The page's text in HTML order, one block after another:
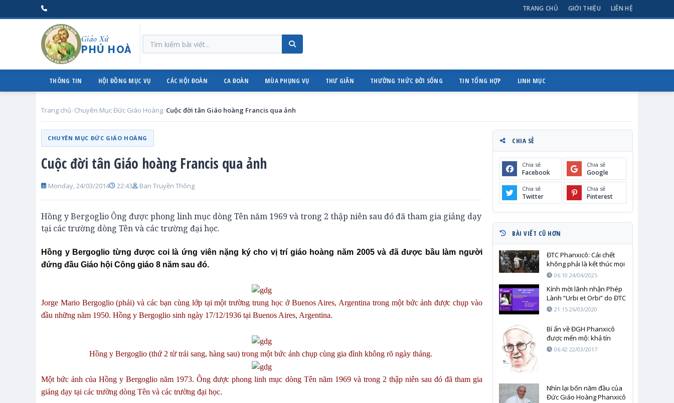
TRANG CHỦ GIỚI THIỆU LIÊN HỆ
Giáo Xứ
PHÚ HOÀ
THÔNG TIN HỘI ĐỒNG MỤC VỤ CÁC HỘI ĐOÀN CA ĐOÀN MÙA PHỤNG VỤ THƯ GIÃN THƯỜNG THỨC ĐỜI SỐNG TIN TỔNG HỢP LINH MỤC
Trang chủ Chuyên Mục Đức Giáo Hoàng Cuộc đời tân Giáo hoàng Francis qua ảnh
CHUYÊN MỤC ĐỨC GIÁO HOÀNG
Cuộc đời tân Giáo hoàng Francis qua ảnh
Monday, 24/03/2014 22:43 Ban Truyền Thông
Hồng y Bergoglio Ông được phong linh mục dòng Tên năm 1969 và trong 2 thập niên sau đó đã tham gia giảng dạy
tại các trường dòng Tên và các trường đại học.
Hồng y Bergoglio từng được coi là ứng viên nặng ký cho vị trí giáo hoàng năm 2005 và đã được bầu làm người
đứng đầu Giáo hội Công giáo 8 năm sau đó.
Jorge Mario Bergoglio (phải) và các bạn cùng lớp tại một trường trung học ở Buenos Aires, Argentina trong một bức ảnh được chụp vào
đầu những năm 1950. Hồng y Bergoglio sinh ngày 17/12/1936 tại Buenos Aires, Argentina.
Hồng y Bergoglio (thứ 2 từ trái sang, hàng sau) trong một bức ảnh chụp cùng gia đình không rõ ngày tháng.
Một bức ảnh của Hồng y Bergoglio năm 1973. Ông được phong linh mục dòng Tên năm 1969 và trong 2 thập niên sau đó đã tham gia
giảng dạy tại các trường dòng Tên và các trường đại học.
CHIA SẺ
Chia sẻ
Facebook
Chia sẻ
Google
Chia sẻ
Twitter
Chia sẻ
Pinterest
BÀI VIẾT CŨ HƠN
ĐTC Phanxicô: Cái chết
không phải là kết thúc mọi
thứ, nhưng là một khởi
06:10 24/04/2025
Kính mời lãnh nhận Phép
Lành “Urbi et Orbi” do ĐTC
ban vào lúc 18 giờ Roma
Nam lúc O giờ
21:15 26/03/2020
Bí ẩn về ĐGH Phanxicô
được mến mộ: khả tín
06:42 22/03/2017
Nhìn lại bốn năm đầu của
Đức Giáo Hoàng Phanxicô